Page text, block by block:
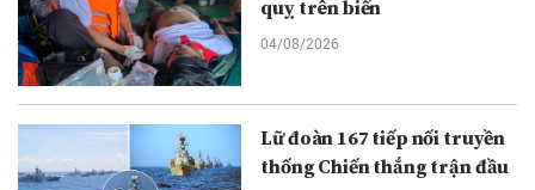
quỵ trên biển
04/08/2026
Lữ đoàn 167 tiếp nối truyền
thống Chiến thắng trận đầu